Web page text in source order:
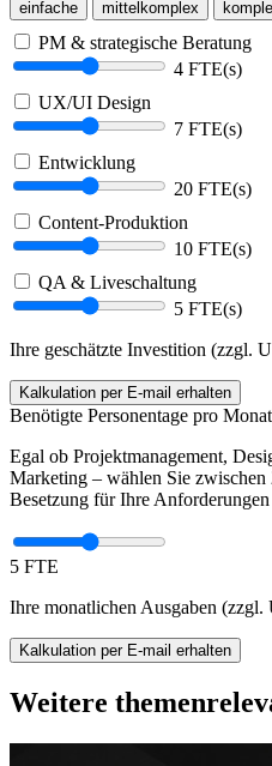
einfache mittelkomplex
PM & strategische Beratung
4 FTE(s)
UX/UI Design
7 FTE(s)
Entwicklung
20 FTE(s)
Content-Produktion
10 FTE(s)
QA & Liveschaltung
5 FTE(s)
Ihre geschätzte Investition (zzgl.
Kalkulation per E-mail erhalten
Benötigte Personentage pro
Egal ob Projektmanagement,
Marketing – wählen Sie
Besetzung für Ihre
5 FTE
Ihre monatlichen Ausgaben (zzgl.
Kalkulation per E-mail erhalten
Weitere